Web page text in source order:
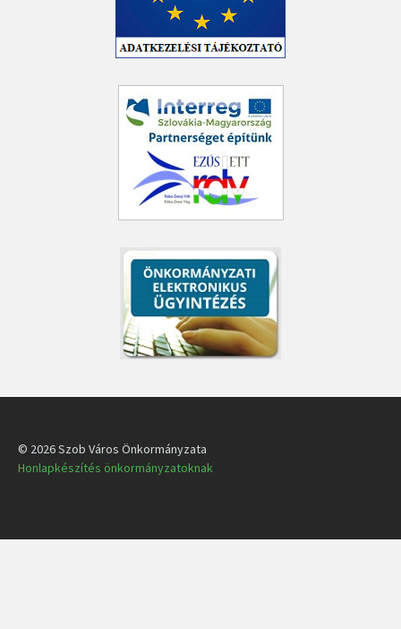
© 2026 Szob Város Önkormányzata
Honlapkészítés önkormányzatoknak